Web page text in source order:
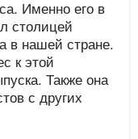
Именно его в
столицей
в нашей стране.
к этой
Также она
с других